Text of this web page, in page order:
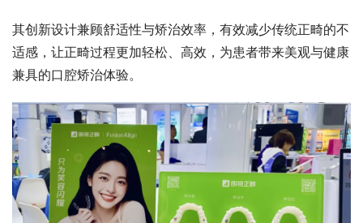
其创新设计兼顾舒适性与矫治效率，有效减少传统正畸的不
适感，让正畸过程更加轻松、高效，为患者带来美观与健康
兼具的口腔矫治体验。